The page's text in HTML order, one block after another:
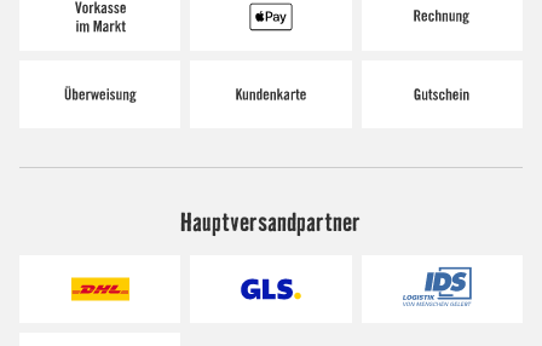
Hauptversandpartner